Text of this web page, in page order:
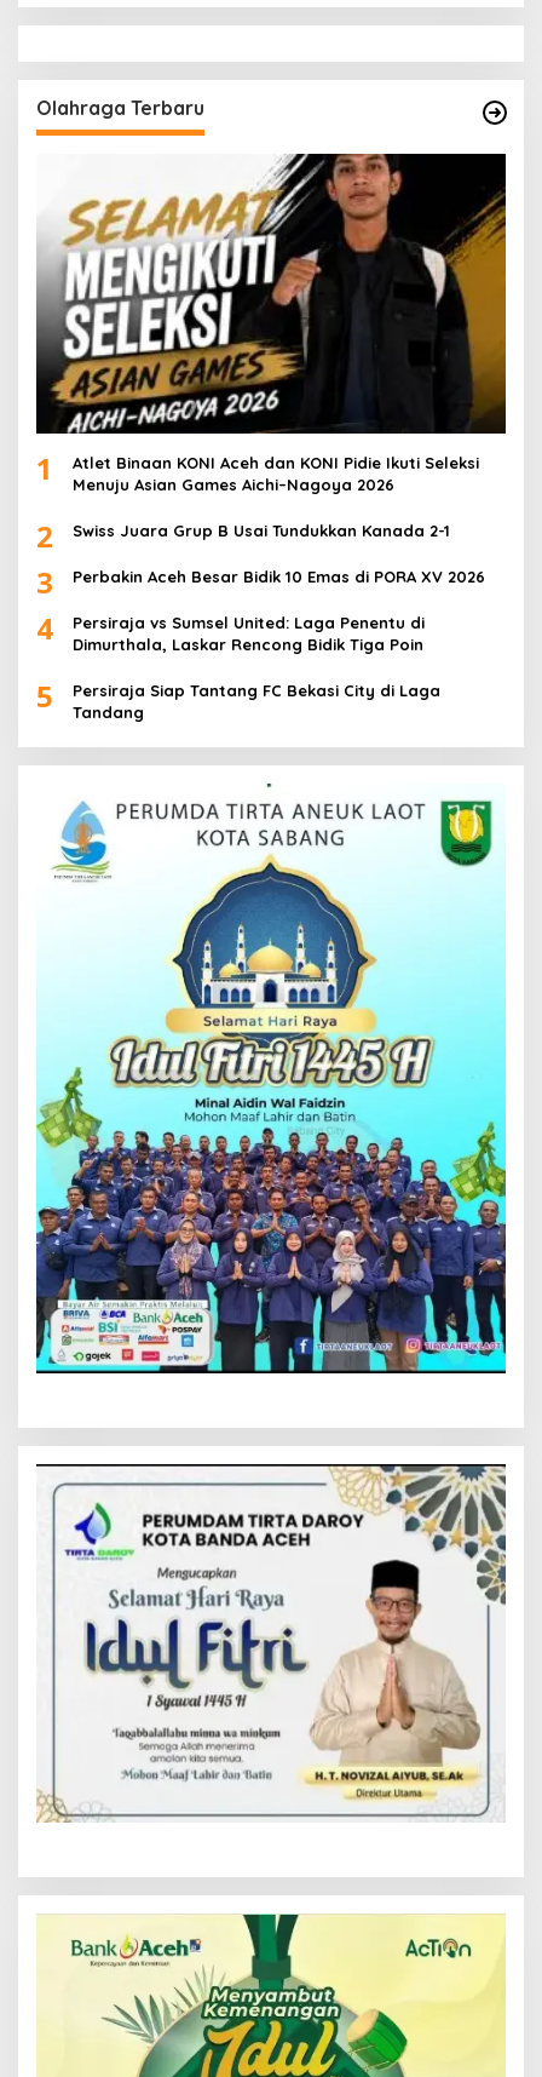
Olahraga Terbaru
1
Atlet Binaan KONI Aceh dan KONI Pidie Ikuti Seleksi
Menuju Asian Games Aichi–Nagoya 2026
2 Swiss Juara Grup B Usai Tundukkan Kanada 2-1
3 Perbakin Aceh Besar Bidik 10 Emas di PORA XV 2026
4
Persiraja vs Sumsel United: Laga Penentu di
Dimurthala, Laskar Rencong Bidik Tiga Poin
5
Persiraja Siap Tantang FC Bekasi City di Laga
Tandang